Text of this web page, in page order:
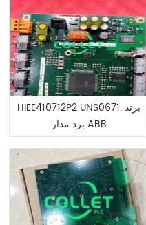
HIEE410712P2 UNS0671. برند
برد مدار ABB